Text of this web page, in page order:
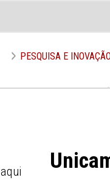
PESQUISA E